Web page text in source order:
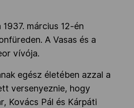
március 12-én
A Vasas és a
vívója.
egész életében azzal a
versenyeznie, hogy
Kovács Pál és Kárpáti